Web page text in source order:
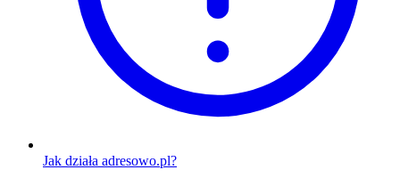
Jak działa adresowo.pl?